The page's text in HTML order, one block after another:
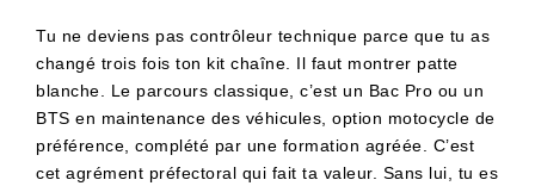
Tu ne deviens pas contrôleur technique parce que tu as
changé trois fois ton kit chaîne. Il faut montrer patte
blanche. Le parcours classique, c’est un Bac Pro ou un
BTS en maintenance des véhicules, option motocycle de
préférence, complété par une formation agréée. C’est
cet agrément préfectoral qui fait ta valeur. Sans lui, tu es